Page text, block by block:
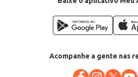
Acompanhe a gente nas